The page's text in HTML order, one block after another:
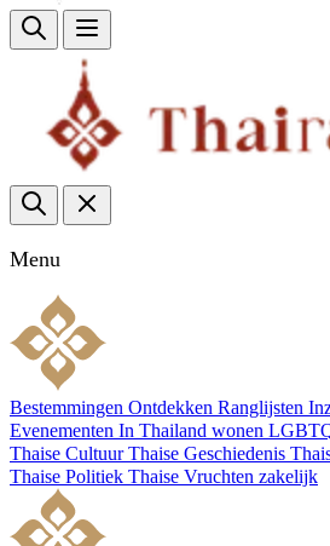
Menu
Bestemmingen Ontdekken Ranglijsten
Evenementen In Thailand wonen
Thaise Cultuur Thaise Geschiedenis
Thaise Politiek Thaise Vruchten zakelijk